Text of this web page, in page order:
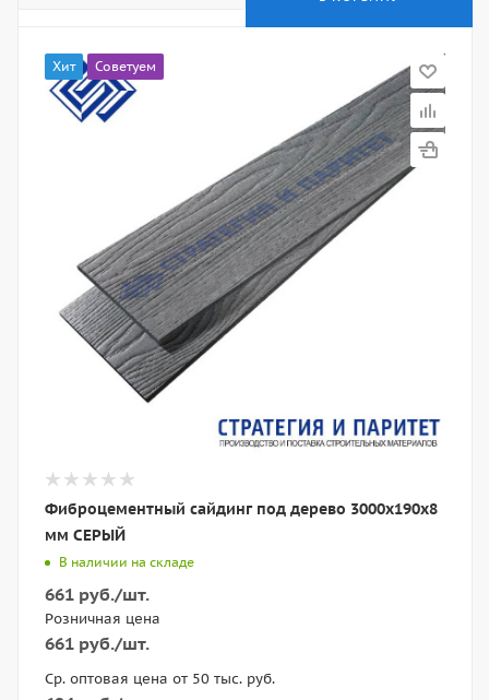
Хит Советуем
Фиброцементный сайдинг под дерево 3000х190х8
мм СЕРЫЙ
В наличии на складе
661 руб./шт.
Розничная цена
661 руб./шт.
Ср. оптовая цена от 50 тыс. руб.